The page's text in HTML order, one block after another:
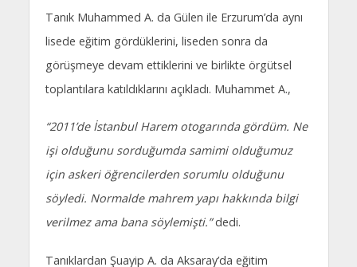
Tanık Muhammed A. da Gülen ile Erzurum’da aynı
lisede eğitim gördüklerini, liseden sonra da
görüşmeye devam ettiklerini ve birlikte örgütsel
toplantılara katıldıklarını açıkladı. Muhammet A.,
“2011’de İstanbul Harem otogarında gördüm. Ne
işi olduğunu sorduğumda samimi olduğumuz
için askeri öğrencilerden sorumlu olduğunu
söyledi. Normalde mahrem yapı hakkında bilgi
verilmez ama bana söylemişti.”dedi.
Tanıklardan Şuayip A. da Aksaray’da eğitim